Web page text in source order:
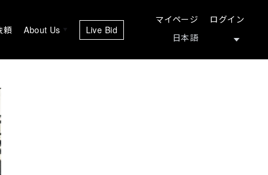
頼 About Us Live Bid
マイページ ログイン